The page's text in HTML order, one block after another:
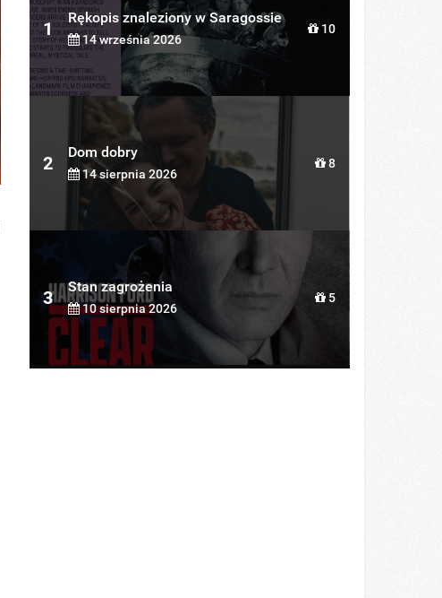
1
Rękopis znaleziony w Saragossie
14 września 2026
10
2
Dom dobry
14 sierpnia 2026
8
3
Stan zagrożenia
10 sierpnia 2026
5